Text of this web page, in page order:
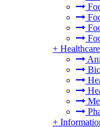
+ Healthcare
+